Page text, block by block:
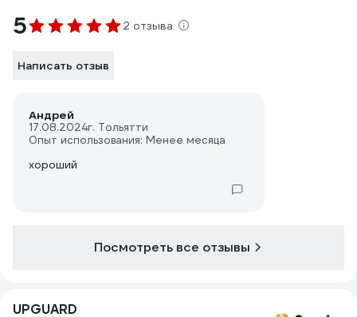
5 2 отзыва
Написать отзыв
Андрей
17.08.2024г. Тольятти
Опыт использования: Менее месяца
хороший
Посмотреть все отзывы
UPGUARD